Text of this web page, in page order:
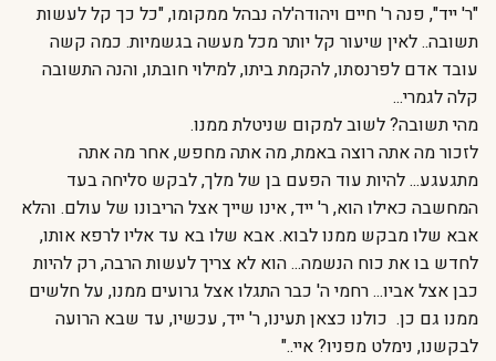
"ר' ייד", פנה ר' חיים ויהודה'לה נבהל ממקומו, "כל כך קל לעשות
תשובה.. לאין שיעור קל יותר מכל מעשה בגשמיות. כמה קשה
עובד אדם לפרנסתו, להקמת ביתו, למילוי חובתו, והנה התשובה
קלה לגמרי...
מהי תשובה? לשוב למקום שניטלת ממנו.
לזכור מה אתה רוצה באמת, מה אתה מחפש, אחר מה אתה
מתגעגע... להיות עוד הפעם בן של מלך, לבקש סליחה בעד
המחשבה כאילו הוא, ר' ייד, אינו שייך אצל הריבונו של עולם. והלא
אבא שלו מבקש ממנו לבוא. אבא שלו בא עד אליו לרפא אותו,
לחדש בו את כוח הנשמה... הוא לא צריך לעשות הרבה, רק להיות
כבן אצל אביו... רחמי ה' כבר התגלו אצל גרועים ממנו, על חלשים
ממנו גם כן. כולנו כצאן תעינו, ר' ייד, עכשיו, עד שבא הרועה
לבקשנו, נימלט מפניו? איי.."